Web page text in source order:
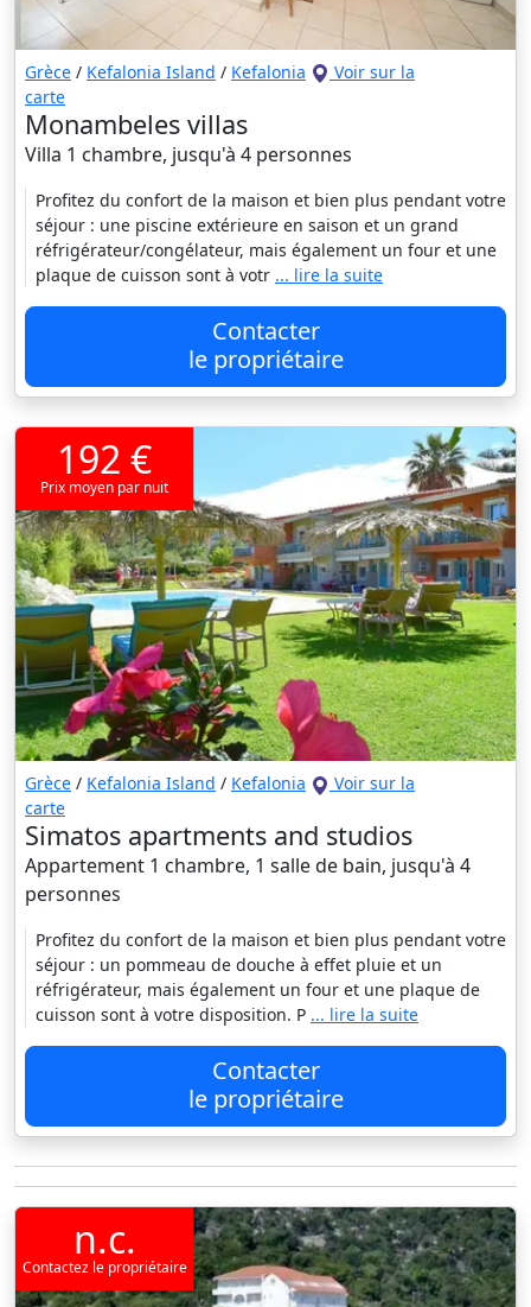
Grèce / Kefalonia Island / Kefalonia
Voir sur la
carte
Monambeles villas
Villa 1 chambre, jusqu'à 4 personnes
Profitez du confort de la maison et bien plus pendant votre
séjour : une piscine extérieure en saison et un grand
réfrigérateur/congélateur, mais également un four et une
plaque de cuisson sont à votr ... lire la suite
Contacter
le propriétaire
192 €
Prix moyen par nuit
Grèce / Kefalonia Island / Kefalonia
Voir sur la
carte
Simatos apartments and studios
Appartement 1 chambre, 1 salle de bain, jusqu'à 4
personnes
Profitez du confort de la maison et bien plus pendant votre
séjour : un pommeau de douche à effet pluie et un
réfrigérateur, mais également un four et une plaque de
cuisson sont à votre disposition. P ... lire la suite
Contacter
le propriétaire
n.c.
Contactez le propriétaire